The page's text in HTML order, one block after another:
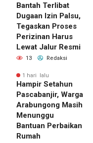
Bantah Terlibat
Dugaan Izin Palsu,
Tegaskan Proses
Perizinan Harus
Lewat Jalur Resmi
13 Redaksi
1 hari lalu
Hampir Setahun
Pascabanjir, Warga
Arabungong Masih
Menunggu
Bantuan Perbaikan
Rumah